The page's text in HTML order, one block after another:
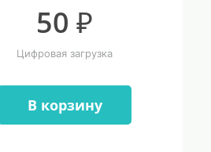
50 ₽
Цифровая загрузка
В корзину